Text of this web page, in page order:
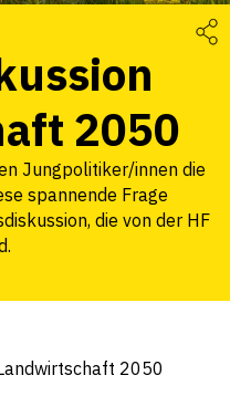
2050
Jungpolitiker/innen die
spannende Frage
die von der HF
2050